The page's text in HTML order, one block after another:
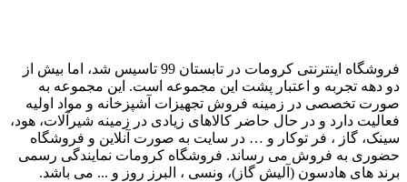
فروشگاه اینترنتی کرومات در تابستان 99 تاسیس شد، اما بیش از
دو دهه تجربه و اعتبار پشت این مجموعه است. این مجموعه به
صورت تخصصی در زمینه فروش تجهیزات آشپزخانه و مواد اولیه
فعالیت دارد و در حال حاضر کالاهای زیادی در زمینه شیرآلات، هود،
سینک، گاز ، فر توکار و … در سایت به صورت آنلاین و فروشگاه
حضوری به فروش می رساند. فروشگاه کرومات نمایندگی رسمی
برند های هادسون (آلیش گاز)، ونسی ، البرز روز و ... می باشد.